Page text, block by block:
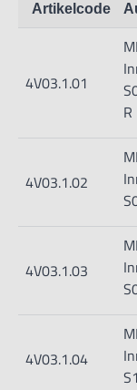
Nur für den
Unsachgemäße
Verletzungen
Importeur/
Varsseveld/
Artikelcode
4V03.1.01
R
4V03.1.02
4V03.1.03
4V03.1.04